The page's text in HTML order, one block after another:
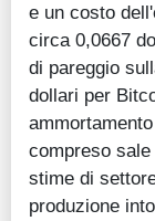
e un costo
circa 0,0667
di pareggio
dollari per
compreso
stime di
produzione